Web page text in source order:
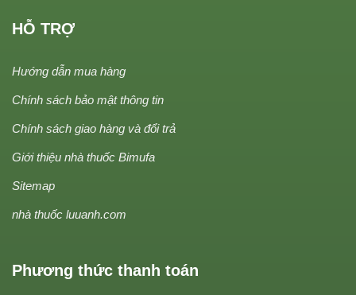
HỖ TRỢ
Hướng dẫn mua hàng
Chính sách bảo mật thông tin
Chính sách giao hàng và đổi trả
Giới thiệu nhà thuốc Bimufa
Sitemap
nhà thuốc luuanh.com
Phương thức thanh toán